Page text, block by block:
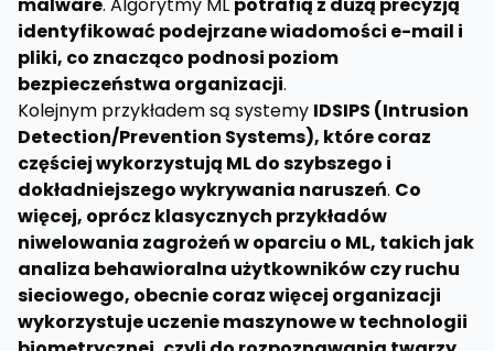
identyfikować podejrzane wiadomości e-mail i
pliki, co znacząco podnosi poziom
bezpieczeństwa organizacji.
Kolejnym przykładem są systemy IDSIPS (Intrusion
Detection/Prevention Systems), które coraz
częściej wykorzystują ML do szybszego i
dokładniejszego wykrywania naruszeń. Co
więcej, oprócz klasycznych przykładów
niwelowania zagrożeń w oparciu o ML, takich jak
analiza behawioralna użytkowników czy ruchu
sieciowego, obecnie coraz więcej organizacji
wykorzystuje uczenie maszynowe w technologii